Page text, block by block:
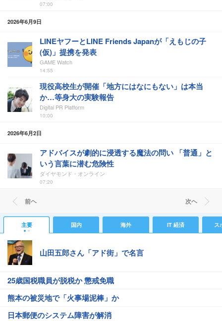
07:00
2026年6月9日
LINEヤフーとLINE Friends Japanが「えもじの子
(仮)」提携を発表
GAME Watch
14:55
現役高校生が開催「地方にはなにもない」は本当
か…等身大の実験報告
Digital PR Platform
10:00
2026年6月2日
アドバイスが劇的に浸透する魔法の問い 「普通」と
いう言葉に潜む危険性
ダイヤモンド・オンライン
07:20
前ヘ 次ヘ
主要 国内 海外 IT 経済 ス
山田五郎さん「アド街」で名言
25歳国税職員が脱税か 懲戒免職
熊本の被災地で「火事場泥棒」か
日本郵便のシステム障害が解消